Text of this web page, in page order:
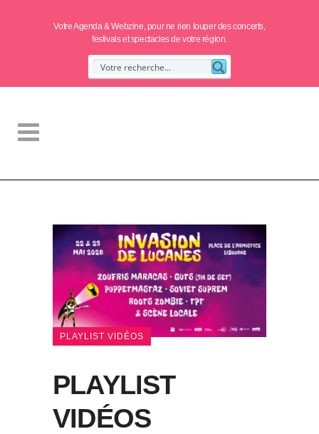
Votre Agenda & Webzine, pour ne rien louper des concerts,
festivals et spectacles de votre région.
PLAYLIST VIDÉOS
PLAYLIST
VIDÉOS